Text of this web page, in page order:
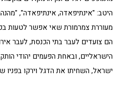
היטב: "אינתיפאדה, אינתיפאדה",
מעוררת צמרמורת שאי אפשר לטעות
הם צועדים לעבר בתי הכנסת, לעבר
הישראליים, ובאחת הפעמים יהודי
ישראל, השחיתו את הדגל וירקו בפניו